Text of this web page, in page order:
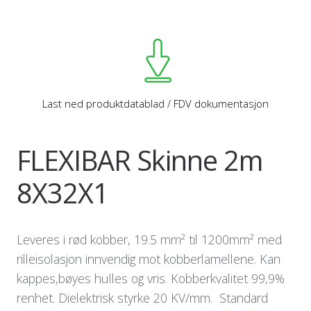
Last ned produktdatablad / FDV dokumentasjon
FLEXIBAR Skinne 2m
8X32X1
Leveres i rød kobber, 19.5 mm² til 1200mm² med
rilleisolasjon innvendig mot kobberlamellene. Kan
kappes,bøyes hulles og vris. Kobberkvalitet 99,9%
renhet. Dielektrisk styrke 20 KV/mm. Standard